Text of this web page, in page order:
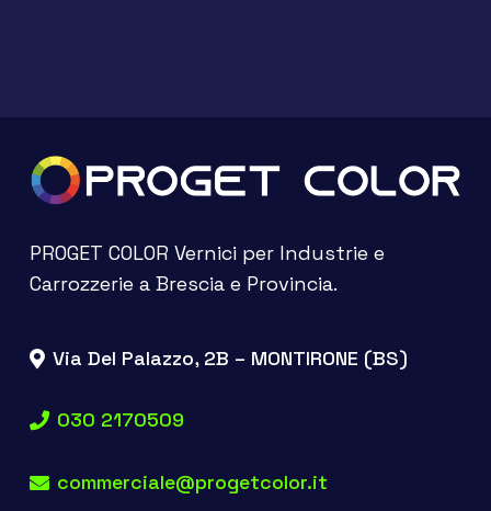
PROGET COLOR Vernici per Industrie e
Carrozzerie a Brescia e Provincia.
Via Del Palazzo, 2B – MONTIRONE (BS)
030 2170509
commerciale@progetcolor.it